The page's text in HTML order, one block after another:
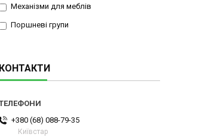
Механізми для меблів
Поршневі групи
КОНТАКТИ
+380 (68) 088-79-35
Київстар